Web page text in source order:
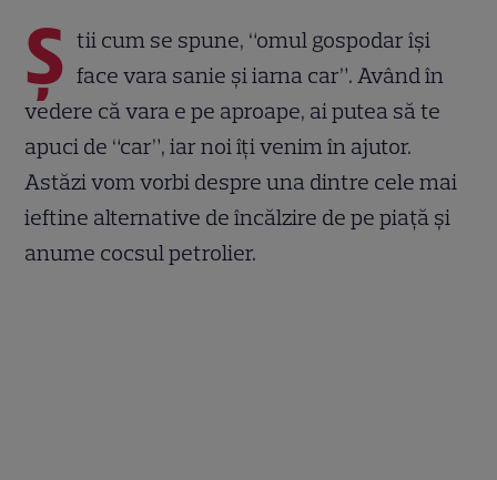
Ș tii cum se spune, “omul gospodar își
face vara sanie și iarna car”. Având în
vedere că vara e pe aproape, ai putea să te
apuci de “car”, iar noi îți venim în ajutor.
Astăzi vom vorbi despre una dintre cele mai
ieftine alternative de încălzire de pe piață și
anume cocsul petrolier.